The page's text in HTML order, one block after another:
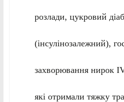
розлади, цукровий
(інсулінозалежний),
захворювання нирок
які отримали тяжку